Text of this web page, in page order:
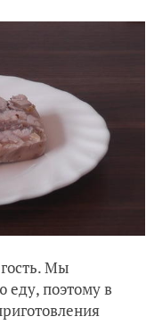
Мы
еду, поэтому в